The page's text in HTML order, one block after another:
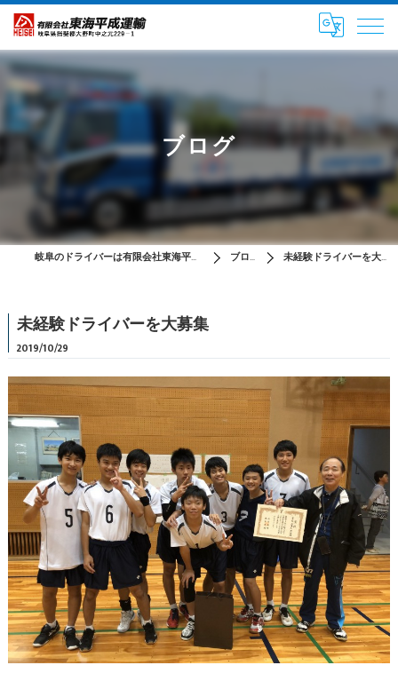
ブログ
岐阜のドライバーは有限会社東海平成運輸 ブログ 未経験ドライバーを大募集
未経験ドライバーを大募集
2019/10/29